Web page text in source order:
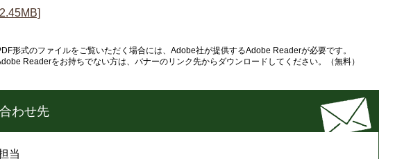
形式のファイルをご覧いただく場合には、Adobe社が提供するAdobe Readerが必要です。
Readerをお持ちでない方は、バナーのリンク先からダウンロードしてください。（無料）
わせ先
当